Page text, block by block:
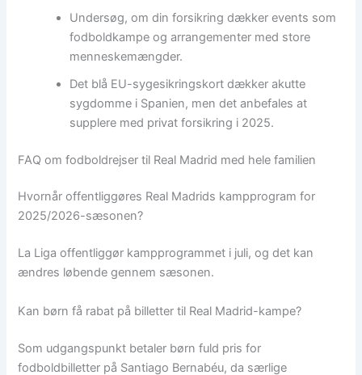
Undersøg, om din forsikring dækker events som
fodboldkampe og arrangementer med store
menneskemængder.
Det blå EU-sygesikringskort dækker akutte
sygdomme i Spanien, men det anbefales at
supplere med privat forsikring i 2025.
FAQ om fodboldrejser til Real Madrid med hele familien
Hvornår offentliggøres Real Madrids kampprogram for
2025/2026-sæsonen?
La Liga offentliggør kampprogrammet i juli, og det kan
ændres løbende gennem sæsonen.
Kan børn få rabat på billetter til Real Madrid-kampe?
Som udgangspunkt betaler børn fuld pris for
fodboldbilletter på Santiago Bernabéu, da særlige